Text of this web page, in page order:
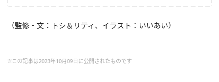
（監修・文：トシ＆リティ、イラスト：いいあい）
※この記事は2023年10月09日に公開されたものです